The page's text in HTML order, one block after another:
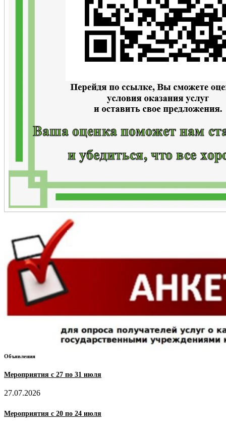
Объявления
Мероприятия с 27 по 31 июля
27.07.2026
Мероприятия с 20 по 24 июля